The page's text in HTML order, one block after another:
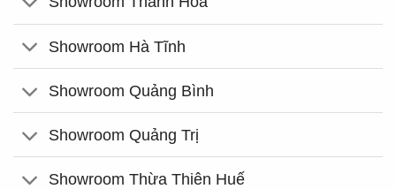
Showroom Hà Tĩnh
Showroom Quảng Bình
Showroom Quảng Trị
Showroom Thừa Thiên Huế